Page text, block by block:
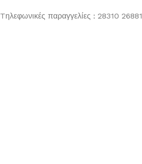
Tηλεφωνικές παραγγελίες : 28310 26881